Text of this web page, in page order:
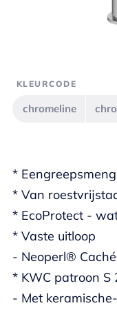
*
* Van
* EcoProtect -
* Vaste uitloop
- Neoperl®
* KWC patroon S
- Met
KLEURCODE
chromeline